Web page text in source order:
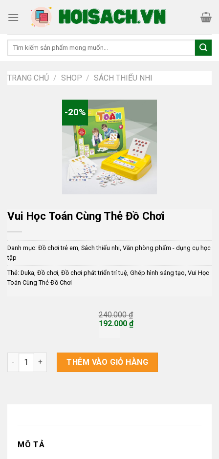
Tìm
TRANG CHỦ / SHOP / SÁCH THIẾU NHI
-20%
Vui Học Toán Cùng Thẻ Đồ Chơi
Danh mục: Đồ chơi trẻ em, Sách thiếu nhi, Văn phòng phẩm - dụng cụ học
tập
Thẻ: Duka, Đồ chơi, Đồ chơi phát triển trí tuệ, Ghép hình sáng tạo, Vui Học
Toán Cùng Thẻ Đồ Chơi
240.000₫
Giá
192.000 ₫
là:
192.000 ₫.
Vui Học Toán Cùng Thẻ Đồ Chơi số lượng
THÊM VÀO GIỎ HÀNG
MÔ TẢ